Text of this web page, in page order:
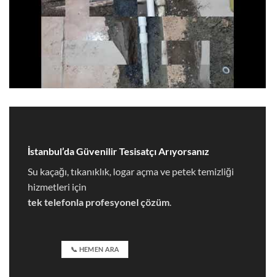
İstanbul’da Güvenilir TesisatçıArıyorsanız
Su kaçağı, tıkanıklık, logar açma ve petek temizliği
hizmetleri için
tek telefonla profesyonel çözüm.
📞 HEMEN ARA